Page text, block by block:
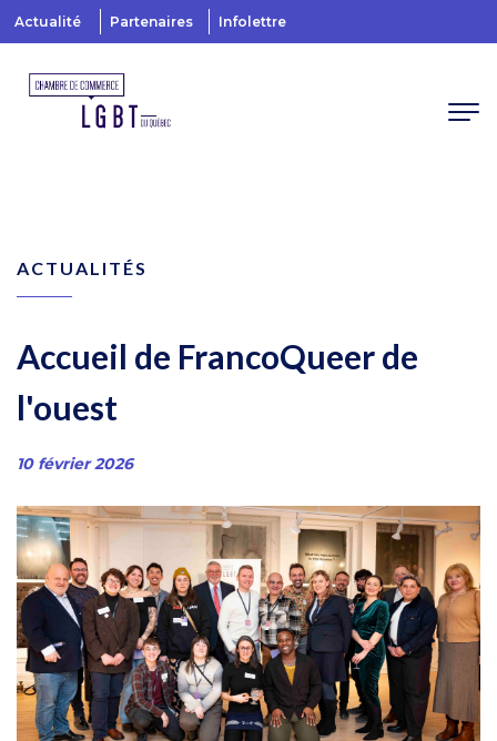
Actualité Partenaires Infolettre
ACTUALITÉS
Accueil de FrancoQueer de
l'ouest
10 février 2026